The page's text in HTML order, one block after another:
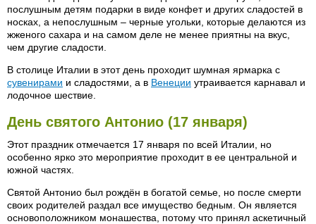
послушным детям подарки в виде конфет и других сладостей в
носках, а непослушным – черные угольки, которые делаются из
жженого сахара и на самом деле не менее приятны на вкус,
чем другие сладости.
В столице Италии в этот день проходит шумная ярмарка с
сувенирами и сладостями, а в Венеции утраивается карнавал и
лодочное шествие.
День святого Антонио (17 января)
Этот праздник отмечается 17 января по всей Италии, но
особенно ярко это мероприятие проходит в ее центральной и
южной частях.
Святой Антонио был рождён в богатой семье, но после смерти
своих родителей раздал все имущество бедным. Он является
основоположником монашества, потому что принял аскетичный